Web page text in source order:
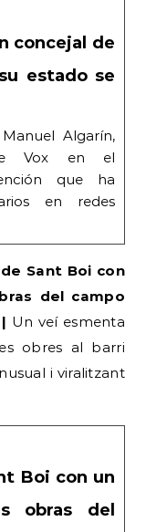
concejal de
estado se
Algarín,
Vox en el
que ha
en redes
Sant Boi con
del campo
Un veí esmenta
obres al barri
i viralitzant
Boi con un
obras del